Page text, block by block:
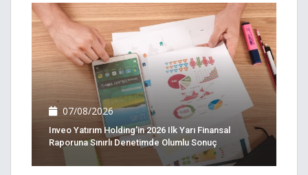
07/08/2026
Inveo Yatırım Holding'in 2026 Ilk Yarı Finansal
Raporuna Sınırlı Denetimde Olumlu Sonuç